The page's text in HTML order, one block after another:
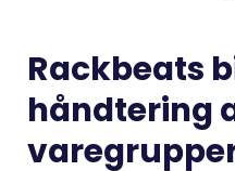
Rackbeats
håndtering